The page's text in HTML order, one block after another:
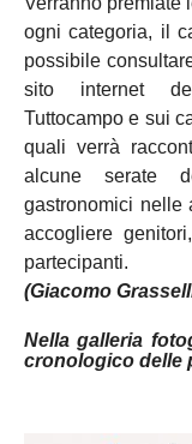
ogni categoria, il
possibile
sito internet
Tuttocampo e sui
quali verrà
alcune serate
gastronomici nelle
accogliere
partecipanti.
(Giacomo
Nella galleria
cronologico delle